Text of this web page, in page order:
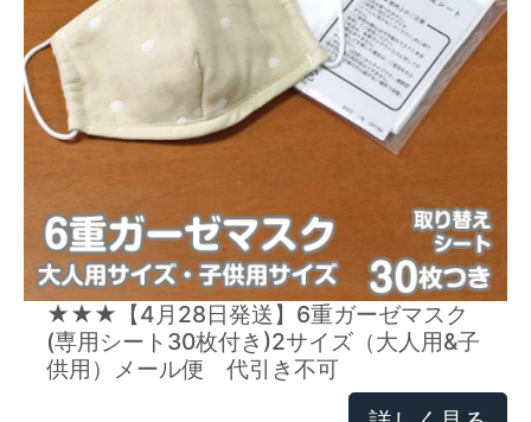
★★★【4月28日発送】6重ガーゼマスク
(専用シート30枚付き)2サイズ（大人用&子
供用）メール便 代引き不可